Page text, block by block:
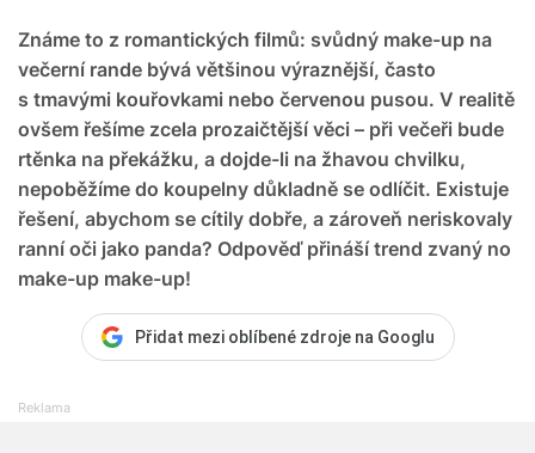
Známe to z romantických filmů: svůdný make-up na
večerní rande bývá většinou výraznější, často
s tmavými kouřovkami nebo červenou pusou. V realitě
ovšem řešíme zcela prozaičtější věci – při večeři bude
rtěnka na překážku, a dojde-li na žhavou chvilku,
nepoběžíme do koupelny důkladně se odlíčit. Existuje
řešení, abychom se cítily dobře, a zároveň neriskovaly
ranní oči jako panda? Odpověď přináší trend zvaný no
make-up make-up!
Přidat mezi oblíbené zdroje na Googlu